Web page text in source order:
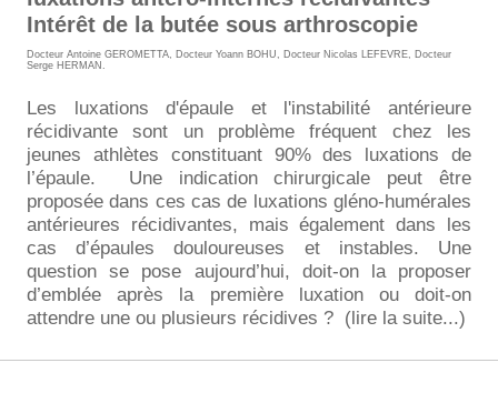
Intérêt de la butée sous arthroscopie
Docteur Antoine GEROMETTA Docteur Yoann BOHU Docteur Nicolas LEFEVRE
Docteur
Serge HERMAN
Les luxations d'épaule et l'instabilité antérieure
récidivante sont un problème fréquent chez les
jeunes athlètes constituant 90% des luxations de
l’épaule. Une indication chirurgicale peut être
proposée dans ces cas de luxations gléno-humérales
antérieures récidivantes, mais également dans les
cas d’épaules douloureuses et instables. Une
question se pose aujourd’hui, doit-on la proposer
d’emblée après la première luxation ou doit-on
attendre une ou plusieurs récidives ? (lire la suite...)